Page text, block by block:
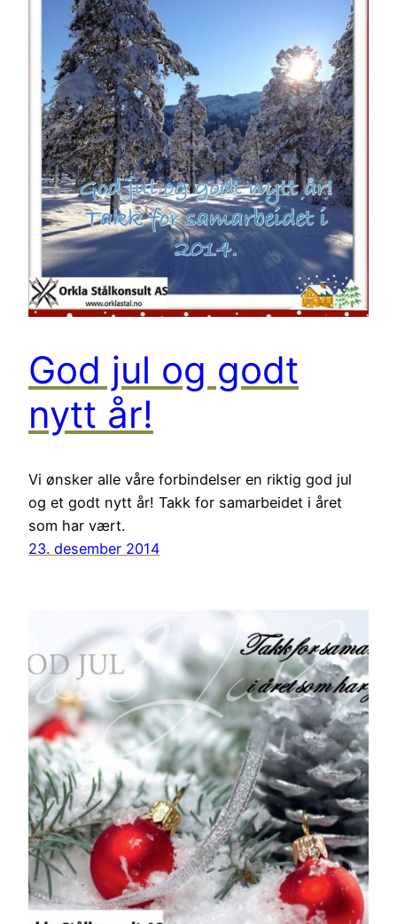
God jul og godt
nytt år!
Vi ønsker alle våre forbindelser en riktig god jul
og et godt nytt år! Takk for samarbeidet i året
som har vært.
23. desember 2014